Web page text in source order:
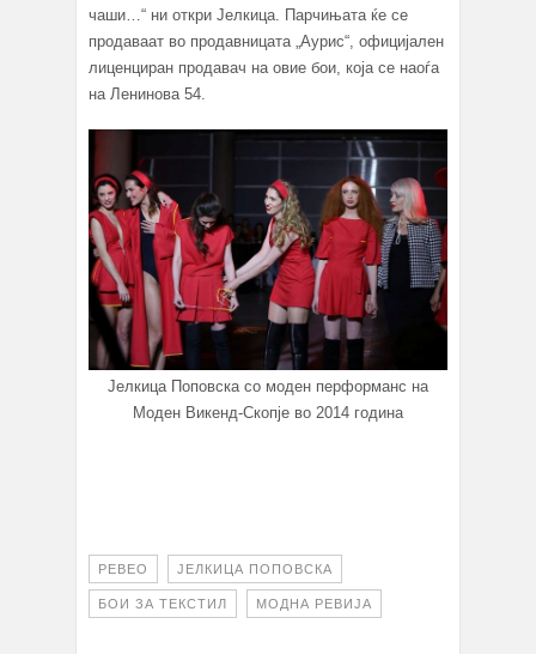
чаши…“ ни откри Јелкица. Парчињата ќе се
продаваат во продавницата „Аурис“, официјален
лиценциран продавач на овие бои, која се наоѓа
на Ленинова 54.
Јелкица Поповска со моден перформанс на
Моден Викенд-Скопје во 2014 година
PEBEO ЈЕЛКИЦА ПОПОВСКА
БОИ ЗА ТЕКСТИЛ МОДНА РЕВИЈА